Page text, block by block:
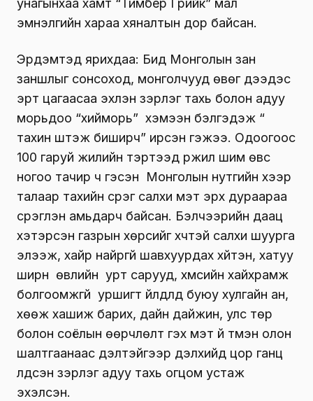
унагынхаа хамт “Тимбер Грийк” мал
эмнэлгийн хараа хяналтын дор байсан.
Эрдэмтэд ярихдаа: Бид Монголын зан
заншлыг сонсоход, монголчууд өвөг дээдэс
эрт цагаасаа эхлэн зэрлэг тахь болон адуу
морьдоо “хийморь” хэмээн бэлгэдэж “
тахин шүтэж биширч” ирсэн гэжээ. Одоогоос
100 гаруй жилийн тэртээд үржил шим өвс
ногоо тачир ч гэсэн Монголын нутгийн хээр
талаар тахийн сүрэг салхи мэт эрх дураараа
сүрэглэн амьдарч байсан. Бэлчээрийн даац
хэтэрсэн газрын хөрсийг хүчтэй салхи шуурга
элээж, хайр найргүй шавхуурдах хүйтэн, хатуу
ширүүн өвлийн урт сарууд, хүмүүсийн хайхрамж
болгоомжгүй уршигт үйлдлүүд буюу хулгайн ан,
хөөж хашиж барих, дайн дайжин, улс төр
болон соёлын өөрчлөлт гэх мэт үй түмэн олон
шалтгаанаас үүдэлтэйгээр дэлхийд цор ганц
үлдсэн зэрлэг адуу тахь огцом устаж
эхэлсэн.